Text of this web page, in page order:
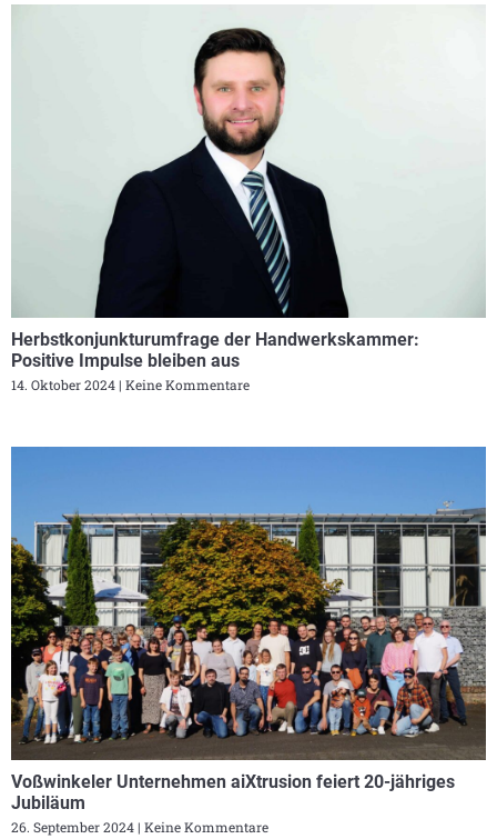
Herbstkonjunkturumfrage der Handwerkskammer:
Positive Impulse bleiben aus
14. Oktober 2024 Keine Kommentare
Voßwinkeler Unternehmen aiXtrusion feiert 20-jähriges
Jubiläum
26. September 2024 Keine Kommentare